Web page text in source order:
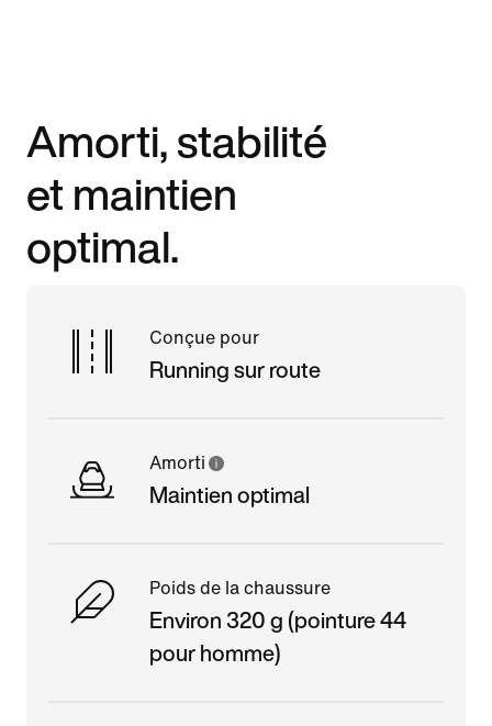
Amorti, stabilité
et maintien
optimal.
Conçue pour
Running sur route
Amorti
Maintien optimal
Poids de la chaussure
Environ 320 g (pointure 44
pour homme)